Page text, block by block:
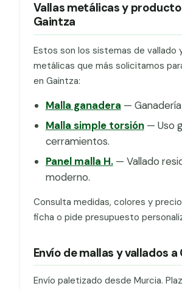
Vallas metálicas y
Gaintza
Estos son los sistemas de vallado
metálicas que más solicitamos
en Gaintza:
Malla ganadera —
Malla simple torsión— Uso
cerramientos.
Panel malla H.— Vallado
moderno.
Consulta medidas, colores y
ficha o pide presupuesto
Envío de mallas y vallados
Envío paletizado desde Murcia.